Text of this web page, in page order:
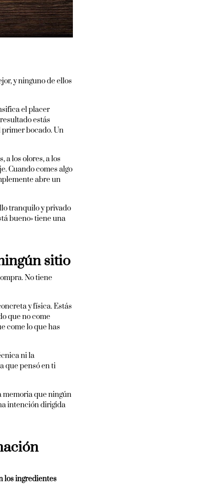
y ninguno de ellos
el placer
estás
bocado. Un
a los olores, a los
Cuando comes algo
abre un
tranquilo y privado
bueno» tiene una
sitio
No tiene
y física. Estás
que no come
come lo que has
ni la
que pensó en ti
memoria que ningún
intención dirigida
los ingredientes